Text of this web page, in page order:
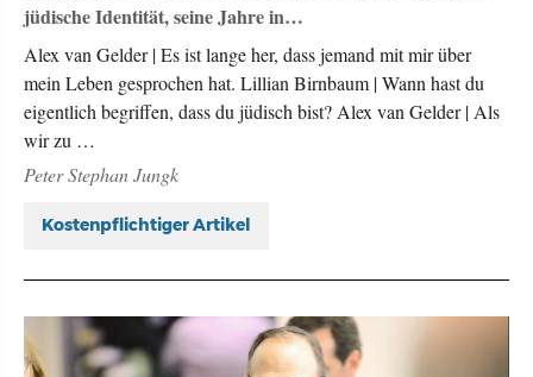
jüdische Identität, seine Jahre in…
Alex van Gelder | Es ist lange her, dass jemand mit mir über
mein Leben gesprochen hat. Lillian Birnbaum | Wann hast du
eigentlich begriffen, dass du jüdisch bist? Alex van Gelder | Als
wir zu …
Peter Stephan Jungk
Kostenpflichtiger Artikel